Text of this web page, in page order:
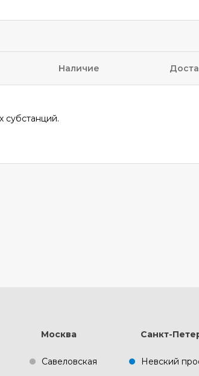
Наличие
субстанций.
Москва
Савеловская
Санкт-
Невский